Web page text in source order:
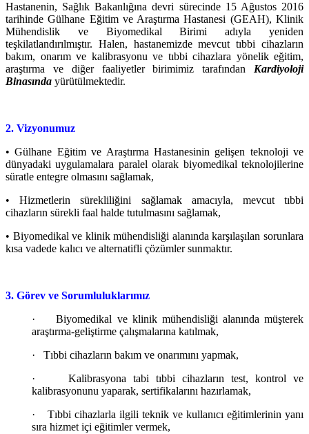
Hastanenin, Sağlık Bakanlığına devri sürecinde 15 Ağustos 2016
tarihinde Gülhane Eğitim ve Araştırma Hastanesi (GEAH), Klinik
Mühendislik ve Biyomedikal Birimi adıyla yeniden
teşkilatlandırılmıştır. Halen, hastanemizde mevcut tıbbi cihazların
bakım, onarım ve kalibrasyonu ve tıbbi cihazlara yönelik eğitim,
araştırma ve diğer faaliyetler birimimiz tarafından Kardiyoloji
Binasında yürütülmektedir.
2. Vizyonumuz
• Gülhane Eğitim ve Araştırma Hastanesinin gelişen teknoloji ve
dünyadaki uygulamalara paralel olarak biyomedikal teknolojilerine
süratle entegre olmasını sağlamak,
• Hizmetlerin sürekliliğini sağlamak amacıyla, mevcut tıbbi
cihazların sürekli faal halde tutulmasını sağlamak,
• Biyomedikal ve klinik mühendisliği alanında karşılaşılan sorunlara
kısa vadede kalıcı ve alternatifli çözümler sunmaktır.
3. Görev ve Sorumluluklarımız
·
Biyomedikal ve klinik mühendisliği alanında müşterek
araştırma-geliştirme çalışmalarına katılmak,
·
Tıbbi cihazların bakım ve onarımını yapmak,
·
Kalibrasyona tabi tıbbi cihazların test, kontrol ve
kalibrasyonunu yaparak, sertifikalarını hazırlamak,
·
Tıbbi cihazlarla ilgili teknik ve kullanıcı eğitimlerinin yanı
sıra hizmet içi eğitimler vermek,